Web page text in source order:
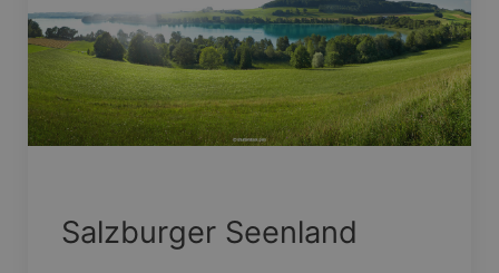
Salzburger Seenland